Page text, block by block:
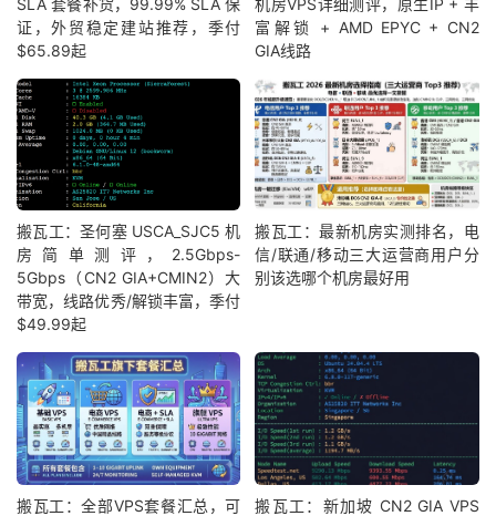
SLA 套餐补货，99.99% SLA 保
证，外贸稳定建站推荐，季付
$65.89起
机房VPS详细测评，原生IP + 丰
富解锁 + AMD EPYC + CN2
GIA线路
搬瓦工：圣何塞 USCA_SJC5 机
房简单测评，2.5Gbps-
5Gbps（CN2 GIA+CMIN2）大
带宽，线路优秀/解锁丰富，季付
$49.99起
搬瓦工：最新机房实测排名，电
信/联通/移动三大运营商用户分
别该选哪个机房最好用
搬瓦工：全部VPS套餐汇总，可
搬瓦工：新加坡 CN2 GIA VPS